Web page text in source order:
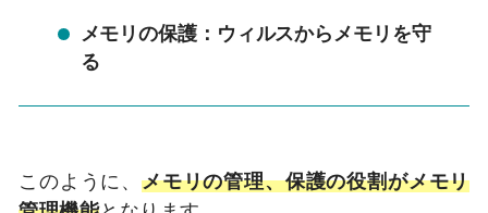
メモリの保護：ウィルスからメモリを守
る
このように、 メモリの管理、保護の役割がメモリ